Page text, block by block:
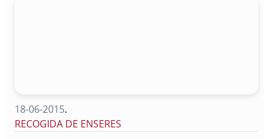
18-06-2015.
RECOGIDA DE ENSERES